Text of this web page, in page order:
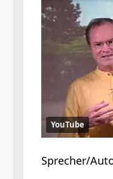
YouTube
Sprecher/